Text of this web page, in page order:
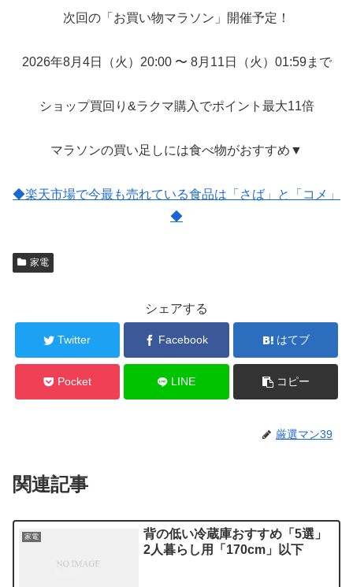
次回の「お買い物マラソン」開催予定！
2026年8月4日（火）20:00 〜 8月11日（火）01:59まで
ショップ買回り&ラクマ購入でポイント最大11倍
マラソンの買い足しには食べ物がおすすめ▼
◆楽天市場で今最も売れている食品は「さば」と「コメ」
◆
家電
シェアする
Twitter Facebook はてブ
Pocket LINE コピー
厳選マン39
関連記事
家電
背の低い冷蔵庫おすすめ「5選」
2人暮らし用「170cm」以下